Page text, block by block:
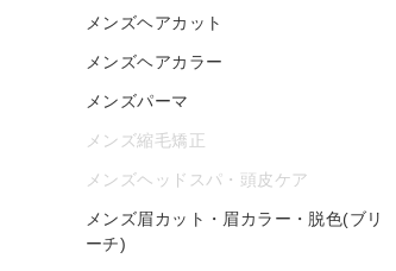
メンズヘアカット
メンズヘアカラー
メンズパーマ
メンズ縮毛矯正
メンズヘッドスパ・頭皮ケア
メンズ眉カット・眉カラー・脱色(ブリ
ーチ)